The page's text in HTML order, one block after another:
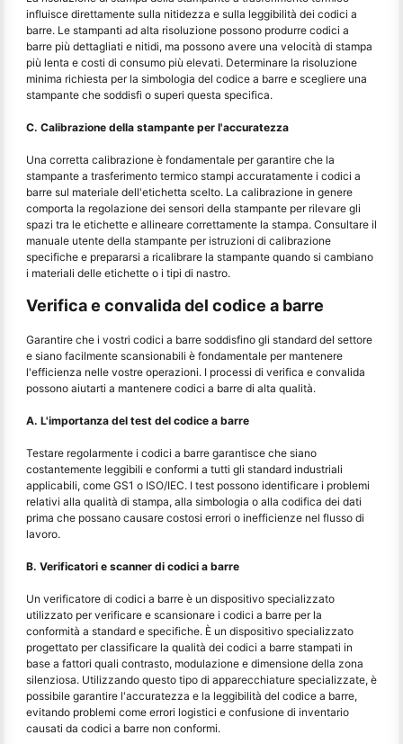
influisce direttamente sulla nitidezza e sulla leggibilità dei codici a
barre. Le stampanti ad alta risoluzione possono produrre codici a
barre più dettagliati e nitidi, ma possono avere una velocità di stampa
più lenta e costi di consumo più elevati. Determinare la risoluzione
minima richiesta per la simbologia del codice a barre e scegliere una
stampante che soddisfi o superi questa specifica.
C. Calibrazione della stampante per l'accuratezza
Una corretta calibrazione è fondamentale per garantire che la
stampante a trasferimento termico stampi accuratamente i codici a
barre sul materiale dell'etichetta scelto. La calibrazione in genere
comporta la regolazione dei sensori della stampante per rilevare gli
spazi tra le etichette e allineare correttamente la stampa. Consultare il
manuale utente della stampante per istruzioni di calibrazione
specifiche e prepararsi a ricalibrare la stampante quando si cambiano
i materiali delle etichette o i tipi di nastro.
Verifica e convalida del codice a barre
Garantire che i vostri codici a barre soddisfino gli standard del settore
e siano facilmente scansionabili è fondamentale per mantenere
l'efficienza nelle vostre operazioni. I processi di verifica e convalida
possono aiutarti a mantenere codici a barre di alta qualità.
A. L'importanza del test del codice a barre
Testare regolarmente i codici a barre garantisce che siano
costantemente leggibili e conformi a tutti gli standard industriali
applicabili, come GS1 o ISO/IEC. I test possono identificare i problemi
relativi alla qualità di stampa, alla simbologia o alla codifica dei dati
prima che possano causare costosi errori o inefficienze nel flusso di
lavoro.
B. Verificatori e scanner di codici a barre
Un verificatore di codici a barre è un dispositivo specializzato
utilizzato per verificare e scansionare i codici a barre per la
conformità a standard e specifiche. È un dispositivo specializzato
progettato per classificare la qualità dei codici a barre stampati in
base a fattori quali contrasto, modulazione e dimensione della zona
silenziosa. Utilizzando questo tipo di apparecchiature specializzate, è
possibile garantire l'accuratezza e la leggibilità del codice a barre,
evitando problemi come errori logistici e confusione di inventario
causati da codici a barre non conformi.